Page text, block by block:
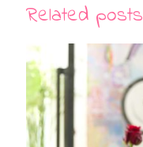
Related posts